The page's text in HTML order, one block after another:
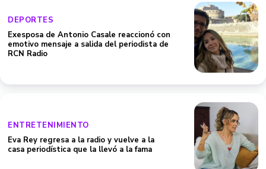
DEPORTES
Exesposa de Antonio Casale reaccionó con
emotivo mensaje a salida del periodista de
RCN Radio
ENTRETENIMIENTO
Eva Rey regresa a la radio y vuelve a la
casa periodística que la llevó a la fama